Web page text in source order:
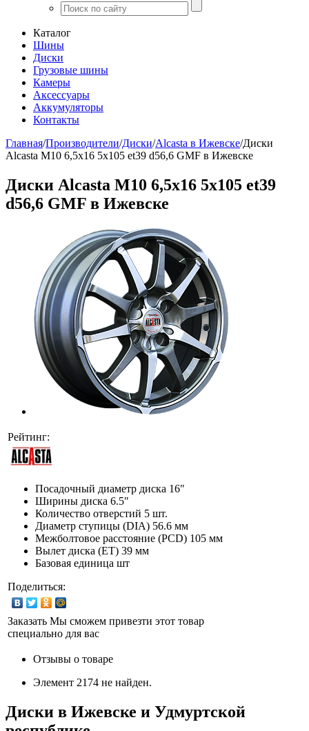
Каталог
Шины
Диски
Грузовые шины
Камеры
Аксессуары
Аккумуляторы
Контакты
Главная/Производители/Диски/Alcasta в Ижевске/Диски
Alcasta M10 6,5x16 5x105 et39 d56,6 GMF в Ижевске
Диски Alcasta M10 6,5x16 5x105 et39
d56,6 GMF в Ижевске
Рейтинг:
Посадочный диаметр диска 16″
Ширины диска 6.5″
Количество отверстий 5 шт.
Диаметр ступицы (DIA) 56.6 мм
Межболтовое расстояние (PCD) 105 мм
Вылет диска (ET) 39 мм
Базовая единица шт
Поделиться:
Заказать Мы сможем привезти этот товар
специально для вас
Отзывы о товаре
Элемент 2174 не найден.
Диски в Ижевске и Удмуртской